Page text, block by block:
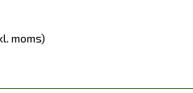
moms)